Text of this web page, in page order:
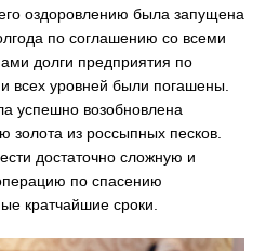
оздоровлению была запущена
по соглашению со всеми
долги предприятия по
всех уровней были погашены.
успешно возобновлена
золота из россыпных песков.
достаточно сложную и
по спасению
кратчайшие сроки.